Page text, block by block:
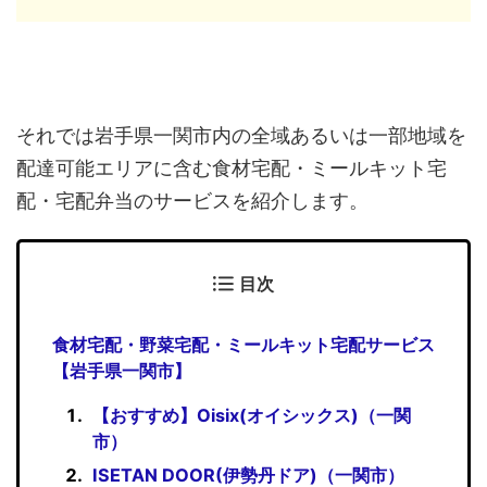
それでは岩手県一関市内の全域あるいは一部地域を
配達可能エリアに含む食材宅配・ミールキット宅
配・宅配弁当のサービスを紹介します。
目次
食材宅配・野菜宅配・ミールキット宅配サービス
【岩手県一関市】
【おすすめ】Oisix(オイシックス)（一関
市）
ISETAN DOOR(伊勢丹ドア)（一関市）